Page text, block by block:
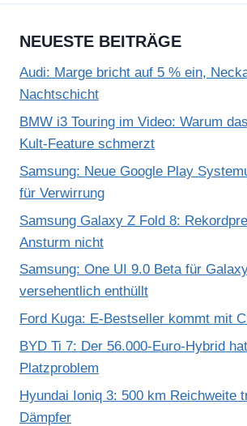
NEUESTE BEITRÄGE
Audi: Marge bricht auf 5 % ein,
Nachtschicht
BMW i3 Touring im Video: Warum
Kult-Feature schmerzt
Samsung: Neue Google Play
für Verwirrung
Samsung Galaxy Z Fold 8:
Ansturm nicht
Samsung: One UI 9.0 Beta für
versehentlich enthüllt
Ford Kuga: E-Bestseller kommt mit
BYD Ti 7: Der 56.000-Euro-Hybrid
Platzproblem
Hyundai Ioniq 3: 500 km Reichweite
Dämpfer